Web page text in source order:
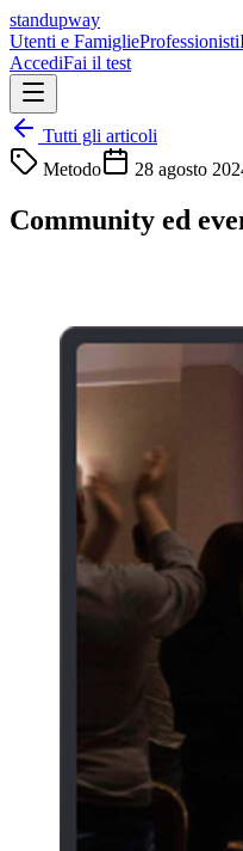
standupway
Utenti e FamiglieProfessionisti
AccediFai il test
Tutti gli articoli
Metodo
28 agosto
Community ed